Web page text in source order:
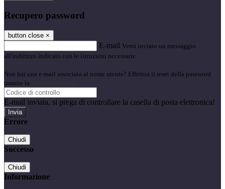
Recupero password
button close ×
E-mail Verrà inviato un messaggio
all'indirizzo indicato con le istruzioni necessarie.
Non hai una e-mail associata al nome utente? Effettua il reset della password
tramite la
E-mail inviata, si prega di controllare la casella di posta elettronica!
Errore
Chiudi
Successo
Chiudi
Informazione